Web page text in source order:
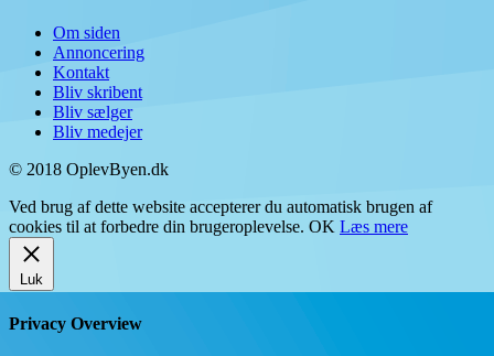
Om siden
Annoncering
Kontakt
Bliv skribent
Bliv sælger
Bliv medejer
© 2018 OplevByen.dk
Ved brug af dette website accepterer du automatisk brugen af
cookies til at forbedre din brugeroplevelse. OK Læs mere
Luk
Privacy Overview